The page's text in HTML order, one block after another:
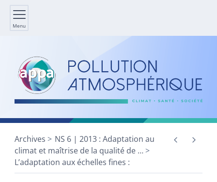
Menu
Archives
NS 6 | 2013 : Adaptation au
climat et maîtrise de la qualité de …
L’adaptation aux échelles fines :